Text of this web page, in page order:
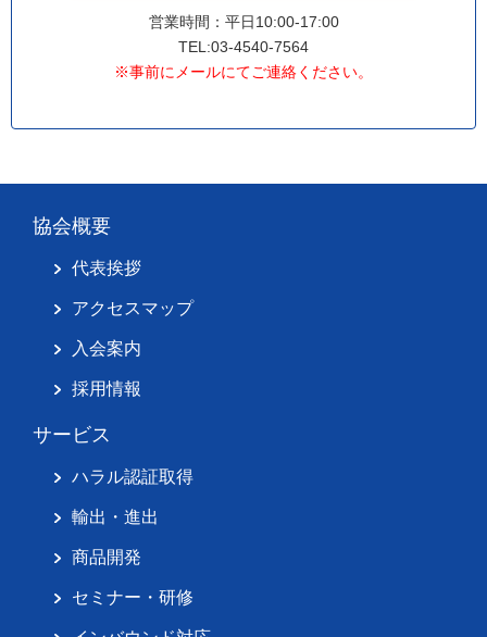
営業時間：平日10:00-17:00
TEL:03-4540-7564
※事前にメールにてご連絡ください。
協会概要
代表挨拶
アクセスマップ
入会案内
採用情報
サービス
ハラル認証取得
輸出・進出
商品開発
セミナー・研修